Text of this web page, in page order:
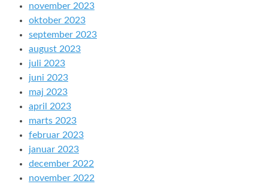
november 2023
oktober 2023
september 2023
august 2023
juli 2023
juni 2023
maj 2023
april 2023
marts 2023
februar 2023
januar 2023
december 2022
november 2022